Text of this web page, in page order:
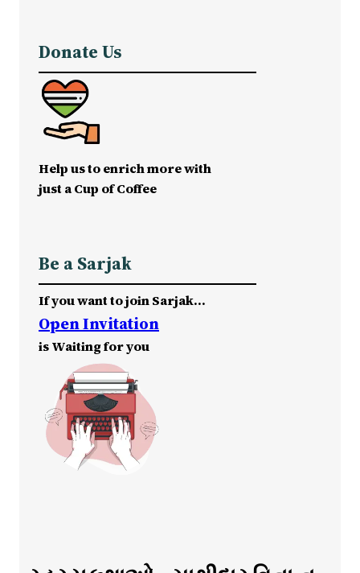
Donate Us
Help us to enrich more with
just a Cup of Coffee
Be a Sarjak
If you want to join Sarjak…
Open Invitation
is Waiting for you